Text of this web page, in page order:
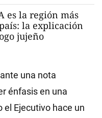
es la región más
la explicación
jujeño
una nota
énfasis en una
el Ejecutivo hace un